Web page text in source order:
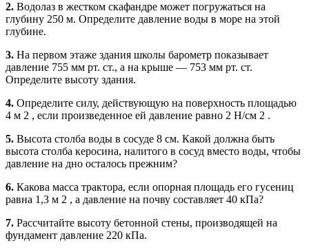
2. Водолаз в жестком скафандре может погружаться на
глубину 250 м. Определите давление воды в море на этой
глубине.
3. На первом этаже здания школы барометр показывает
давление 755 мм рт. ст., а на крыше — 753 мм рт. ст.
Определите высоту здания.
4. Определите силу, действующую на поверхность площадью
4 м 2 , если произведенное ей давление равно 2 Н/см 2 .
5. Высота столба воды в сосуде 8 см. Какой должна быть
высота столба керосина, налитого в сосуд вместо воды, чтобы
давление на дно осталось прежним?
6. Какова масса трактора, если опорная площадь его гусениц
равна 1,3 м 2 , а давление на почву составляет 40 кПа?
7. Рассчитайте высоту бетонной стены, производящей на
фундамент давление 220 кПа.